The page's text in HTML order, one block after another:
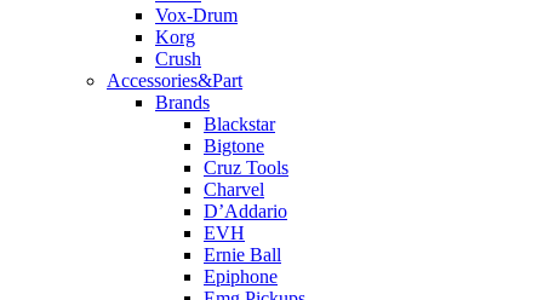
Vox-Drum
Korg
Crush
Accessories&Part
Brands
Blackstar
Bigtone
Cruz Tools
Charvel
D’Addario
EVH
Ernie Ball
Epiphone